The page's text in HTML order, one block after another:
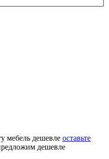
мебель дешевле оставьте
дешевле